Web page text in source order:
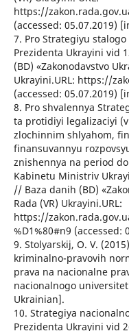
https://
(accessed: 05.07.2019)
7. Pro Strategiyu stalogo
Prezidenta Ukrayini vid
(BD) «Zakonodavstvo
Ukrayini.URL: https://
(accessed: 05.07.2019)
8. Pro shvalennya
ta protidiyi legalizaciyi
zlochinnim shlyahom,
finansuvannyu
znishennya na period
Kabinetu Ministriv
// Baza danih (BD)
Rada (VR) Ukrayini.URL:
https://
%D1%80#n9
9. Stolyarskij, O. V.
kriminalno-pravovih
prava na nacionalne
nacionalnogo
Ukrainian].
10. Strategiya
Prezidenta Ukrayini vid